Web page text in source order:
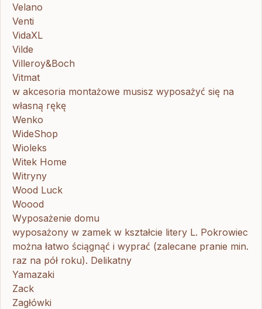
Velano
Venti
VidaXL
Vilde
Villeroy&Boch
Vitmat
w akcesoria montażowe musisz wyposażyć się na
własną rękę
Wenko
WideShop
Wioleks
Witek Home
Witryny
Wood Luck
Woood
Wyposażenie domu
wyposażony w zamek w kształcie litery L. Pokrowiec
można łatwo ściągnąć i wyprać (zalecane pranie min.
raz na pół roku). Delikatny
Yamazaki
Zack
Zagłówki